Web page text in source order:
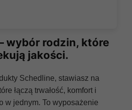
wybór rodzin, które
jakości.
Schedline, stawiasz na
łączą trwałość, komfort i
w jednym. To wyposażenie